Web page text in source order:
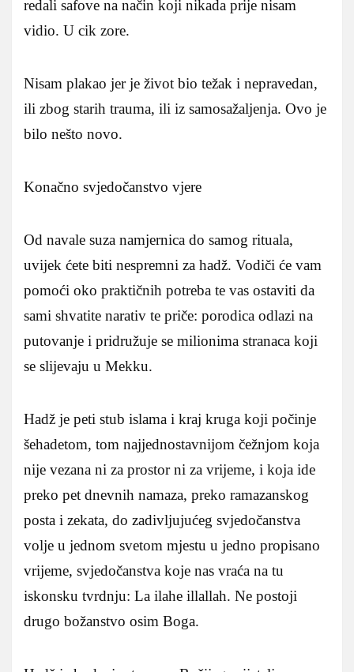
redali safove na način koji nikada prije nisam
vidio. U cik zore.
Nisam plakao jer je život bio težak i nepravedan,
ili zbog starih trauma, ili iz samosažaljenja. Ovo je
bilo nešto novo.
Konačno svjedočanstvo vjere
Od navale suza namjernica do samog rituala,
uvijek ćete biti nespremni za hadž. Vodiči će vam
pomoći oko praktičnih potreba te vas ostaviti da
sami shvatite narativ te priče: porodica odlazi na
putovanje i pridružuje se milionima stranaca koji
se slijevaju u Mekku.
Hadž je peti stub islama i kraj kruga koji počinje
šehadetom, tom najjednostavnijom čežnjom koja
nije vezana ni za prostor ni za vrijeme, i koja ide
preko pet dnevnih namaza, preko ramazanskog
posta i zekata, do zadivljujućeg svjedočanstva
volje u jednom svetom mjestu u jedno propisano
vrijeme, svjedočanstva koje nas vraća na tu
iskonsku tvrdnju: La ilahe illallah. Ne postoji
drugo božanstvo osim Boga.